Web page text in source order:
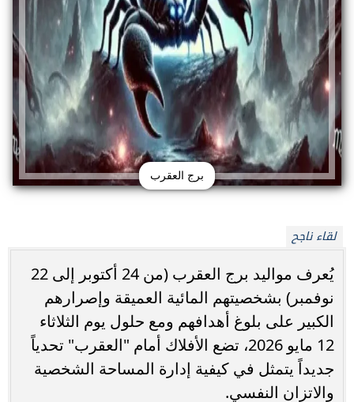
برج العقرب
لقاء ناجح
يُعرف مواليد برج العقرب (من 24 أكتوبر إلى 22
نوفمبر) بشخصيتهم المائية العميقة وإصرارهم
الكبير على بلوغ أهدافهم ومع حلول يوم الثلاثاء
12 مايو 2026، تضع الأفلاك أمام "العقرب" تحدياً
جديداً يتمثل في كيفية إدارة المساحة الشخصية
والاتزان النفسي.